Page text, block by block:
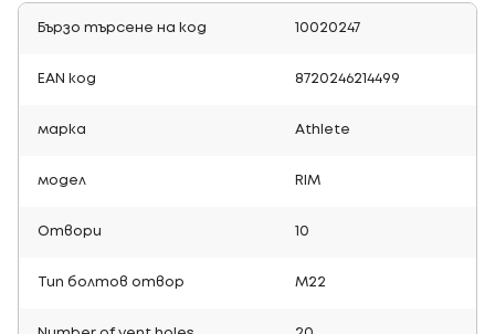
Бързо търсене на код 10020247
EAN код 8720246214499
марка Athlete
модел RIM
Отвори 10
Тип болтов отвор M22